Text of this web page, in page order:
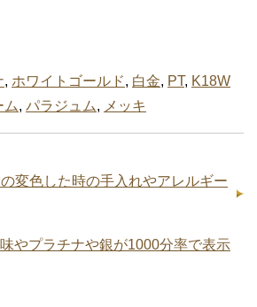
, ホワイトゴールド, 白金, PT, K18W
ム, パラジュム, メッキ
変色した時の手入れやアレルギー
やプラチナや銀が1000分率で表示